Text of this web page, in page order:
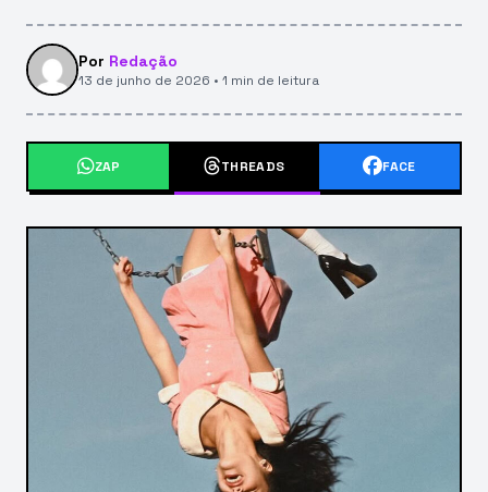
Por Redação
13 de junho de 2026 • 1 min de leitura
ZAP THREADS FACE